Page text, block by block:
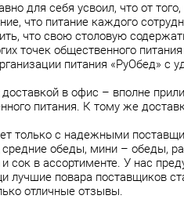
для себя усвоил, что от
что питание каждого
что свою столовую
точек общественного
питания «РуОбед» с
в офис – вполне
питания. К тому же
только с надежными
обеды, мини – обеды,
сок в ассортименте. У нас
лучшие повара поставщиков
отличные отзывы.